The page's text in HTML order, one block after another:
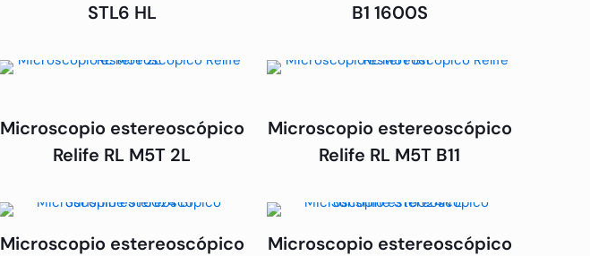
STL6 HL
B1 1600S
Microscopio estereoscópico
Relife RL M5T 2L
Microscopio estereoscópico
Relife RL M5T B11
Microscopio estereoscópico
Microscopio estereoscópico